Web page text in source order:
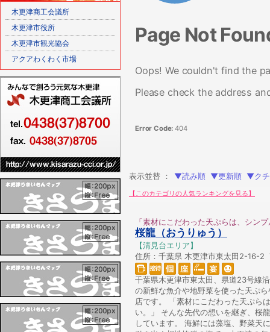
木更津商工会議所
木更津市役所
木更津市観光協会
アクアわくわく市場
Page Not
Oops! We couldn't find the
Please check the address
Error Code: 404
表示並替 ： ▼読み順 ▼更新順 ▼ク
【このカテゴリの人気ランキングを見る】
「素材にこだわった天ぷらは、シン
桜龍（おうりゅう）
【清見台エリア】
住所：千葉県 木更津市東太田2-16-
千葉県木更津市東太田、県道23号線
の新鮮な魚介や地野菜を使った天ぷ
店です。 「素材にこだわった天ぷら
い。」 そんな先代の想いを継ぎ、桜
しています。 海鮮には藻塩、野菜天